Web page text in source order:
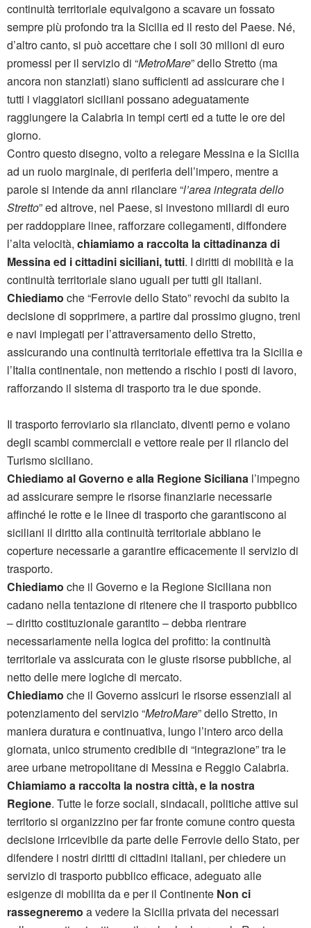
continuità territoriale equivalgono a scavare un fossato
sempre più profondo tra la Sicilia ed il resto del Paese. Né,
d’altro canto, si può accettare che i soli 30 milioni di euro
promessi per il servizio di “MetroMare” dello Stretto (ma
ancora non stanziati) siano sufficienti ad assicurare che i
tutti i viaggiatori siciliani possano adeguatamente
raggiungere la Calabria in tempi certi ed a tutte le ore del
giorno.
Contro questo disegno, volto a relegare Messina e la Sicilia
ad un ruolo marginale, di periferia dell’impero, mentre a
parole si intende da anni rilanciare “l’area integrata dello
Stretto” ed altrove, nel Paese, si investono miliardi di euro
per raddoppiare linee, rafforzare collegamenti, diffondere
l’alta velocità, chiamiamo a raccolta la cittadinanza di
Messina ed i cittadini siciliani, tutti. I diritti di mobilità e la
continuità territoriale siano uguali per tutti gli italiani.
Chiediamo che “Ferrovie dello Stato” revochi da subito la
decisione di sopprimere, a partire dal prossimo giugno, treni
e navi impiegati per l’attraversamento dello Stretto,
assicurando una continuità territoriale effettiva tra la Sicilia e
l’Italia continentale, non mettendo a rischio i posti di lavoro,
rafforzando il sistema di trasporto tra le due sponde.
Il trasporto ferroviario sia rilanciato, diventi perno e volano
degli scambi commerciali e vettore reale per il rilancio del
Turismo siciliano.
Chiediamo al Governo e alla Regione Siciliana l’impegno
ad assicurare sempre le risorse finanziarie necessarie
affinché le rotte e le linee di trasporto che garantiscono ai
siciliani il diritto alla continuità territoriale abbiano le
coperture necessarie a garantire efficacemente il servizio di
trasporto.
Chiediamo che il Governo e la Regione Siciliana non
cadano nella tentazione di ritenere che il trasporto pubblico
– diritto costituzionale garantito – debba rientrare
necessariamente nella logica del profitto: la continuità
territoriale va assicurata con le giuste risorse pubbliche, al
netto delle mere logiche di mercato.
Chiediamo che il Governo assicuri le risorse essenziali al
potenziamento del servizio “MetroMare” dello Stretto, in
maniera duratura e continuativa, lungo l’intero arco della
giornata, unico strumento credibile di “integrazione” tra le
aree urbane metropolitane di Messina e Reggio Calabria.
Chiamiamo a raccolta la nostra città, e la nostra
Regione. Tutte le forze sociali, sindacali, politiche attive sul
territorio si organizzino per far fronte comune contro questa
decisione irricevibile da parte delle Ferrovie dello Stato, per
difendere i nostri diritti di cittadini italiani, per chiedere un
servizio di trasporto pubblico efficace, adeguato alle
esigenze di mobilita da e per il Continente Non ci
rassegneremo a vedere la Sicilia privata dei necessari